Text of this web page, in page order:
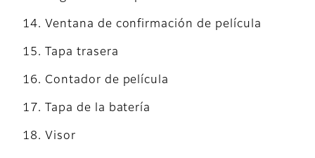
Ventana de confirmación de película
Tapa trasera
Contador de película
Tapa de la batería
Visor